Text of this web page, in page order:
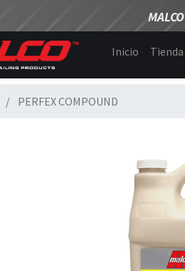
MALCO
Inicio Tienda
PERFEX COMPOUND